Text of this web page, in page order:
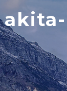
to
content